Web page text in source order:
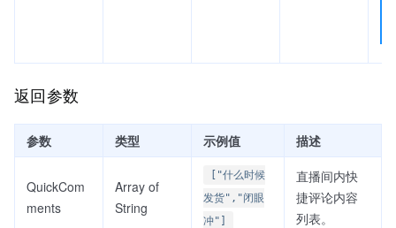
返回参数
参数 类型 示例值 描述
QuickCom
ments
Array of
String
["什么时候
发货","闭眼
冲"]
直播间内快
捷评论内容
列表。